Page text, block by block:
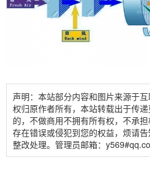
声明：本站部分内容和图片来源于
权归原作者所有，本站转载出于传
的，不做商用不拥有所有权，不承
存在错误或侵犯到您的权益，烦请
整改处理。管理员邮箱：